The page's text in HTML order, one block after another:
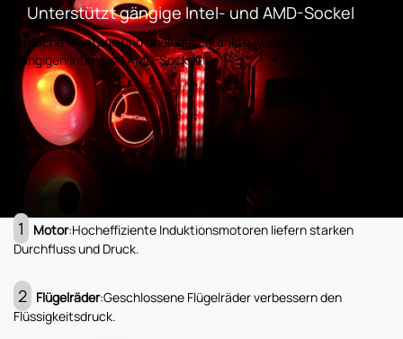
Unterstützt gängige Intel- und AMD-Sockel
Einfache Montage und uneingeschränkte Ausrichtung auf
gängigen Intel- und AMD-Sockeln.
1 Motor:Hocheffiziente Induktionsmotoren liefern starken
Durchfluss und Druck.
2 Flügelräder:Geschlossene Flügelräder verbessern den
Flüssigkeitsdruck.